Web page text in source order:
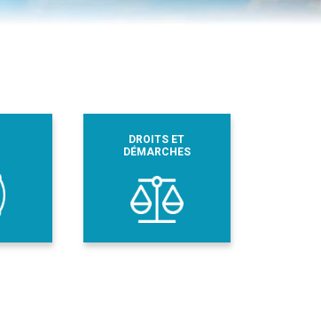
DROITS ET
DÉMARCHES